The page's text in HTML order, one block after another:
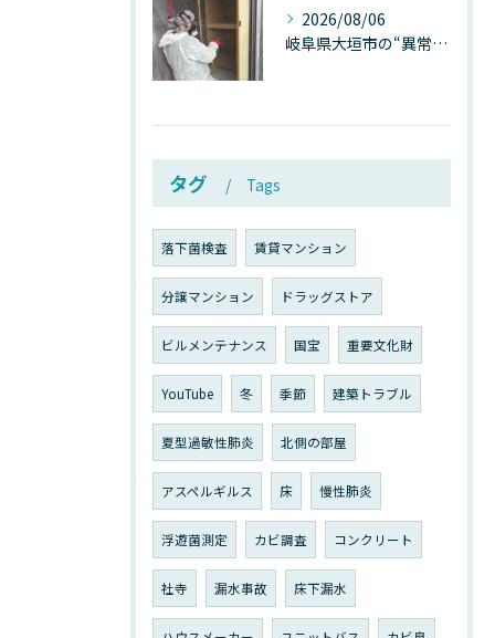
2026/08/06
岐阜県大垣市の“異常に高い気温”が建物内部を腐らせる──深層カビが爆発的に増える本当の理由
タグ Tags
落下菌検査 賃貸マンション
分譲マンション ドラッグストア
ビルメンテナンス 国宝 重要文化財
YouTube 冬 季節 建築トラブル
夏型過敏性肺炎 北側の部屋
アスペルギルス 床 慢性肺炎
浮遊菌測定 カビ調査 コンクリート
社寺 漏水事故 床下漏水